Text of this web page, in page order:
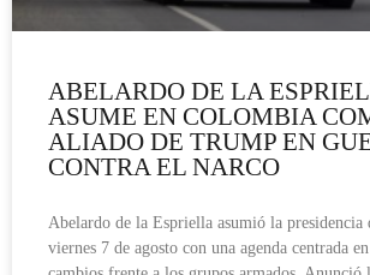
ABELARDO DE LA
ASUME EN COLOMBIA
ALIADO DE TRUMP EN
CONTRA EL NARCO
Abelardo de la Espriella asumió la presidencia
viernes 7 de agosto con una agenda centrada